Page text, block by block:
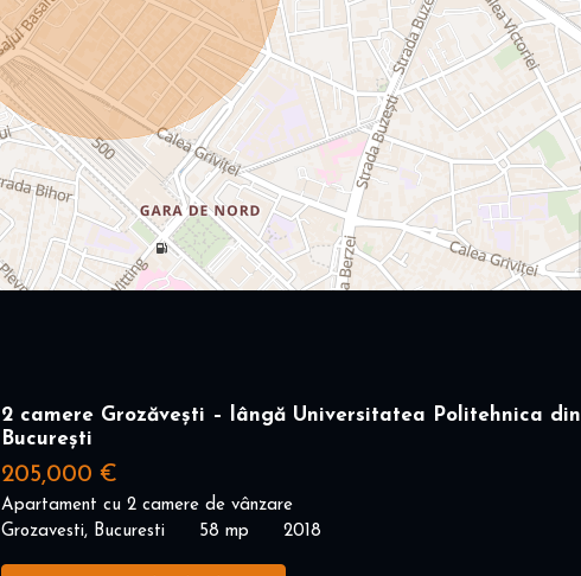
2 camere Grozăvești – lângă Universitatea Politehnica din
București
205,000 €
Apartament cu 2 camere de vânzare
Grozavesti, Bucuresti
58 mp 2018